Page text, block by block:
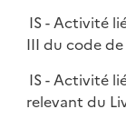
IS - Activité
III du code
IS - Activité
relevant du